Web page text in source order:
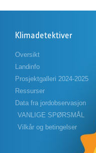
Klimadetektiver
Oversikt
Landinfo
Prosjektgalleri 2024-2025
Ressurser
Data fra jordobservasjon
VANLIGE SPØRSMÅL
Vilkår og betingelser